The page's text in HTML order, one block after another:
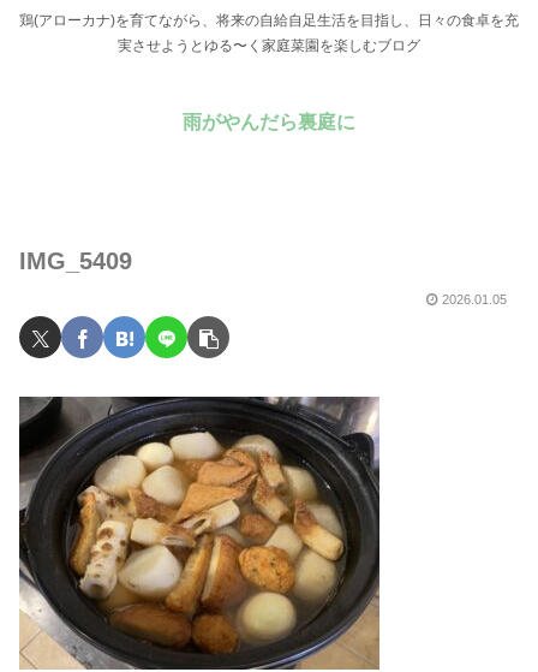
鶏(アローカナ)を育てながら、将来の自給自足生活を目指し、日々の食卓を充
実させようとゆる〜く家庭菜園を楽しむブログ
雨がやんだら裏庭に
IMG_5409
2026.01.05